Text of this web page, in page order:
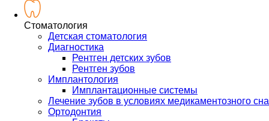
Стоматология
Детская стоматология
Диагностика
Рентген детских зубов
Рентген зубов
Имплантология
Имплантационные системы
Лечение зубов в условиях медикаментозного сна
Ортодонтия